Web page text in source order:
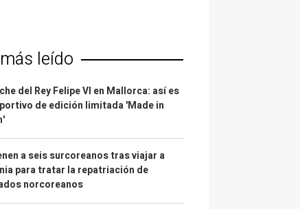
leído
del Rey Felipe VI en Mallorca: así es
de edición limitada 'Made in
a seis surcoreanos tras viajar a
para tratar la repatriación de
norcoreanos